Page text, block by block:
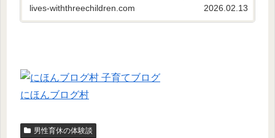
一緒なんです。 13ヶ月の育休を経験し、3人の
lives-withthreechildren.com 2026.02.13
にほんブログ村
男性育休の体験談